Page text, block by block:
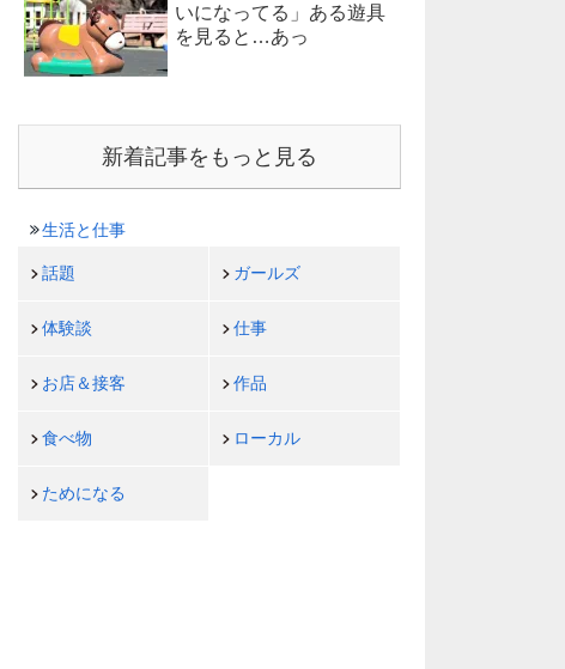
いになってる」ある遊具
を見ると…あっ
新着記事をもっと見る
生活と仕事
話題 ガールズ
体験談 仕事
お店＆接客 作品
食べ物 ローカル
ためになる